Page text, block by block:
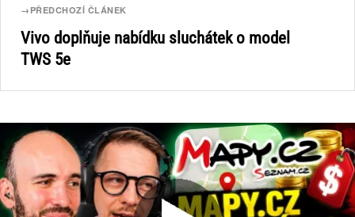
→ PŘEDCHOZÍ ČLÁNEK
Vivo doplňuje nabídku sluchátek o model
TWS 5e